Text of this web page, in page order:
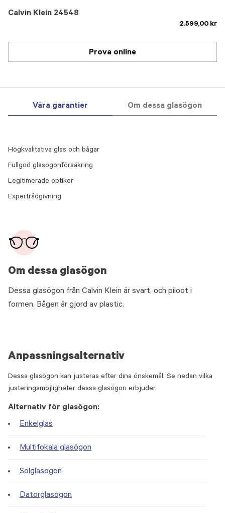
Calvin Klein 24548
2.599,00 kr
Prova online
Våra garantier Om dessa glasögon
Om dessa glasögon
Dessa glasögon från Calvin Klein är svart, och piloot i
formen. Bågen är gjord av plastic.
Högkvalitativa glas och bågar
Fullgod glasögonförsäkring
Legitimerade optiker
Expertrådgivning
Anpassningsalternativ
Dessa glasögon kan justeras efter dina önskemål. Se nedan vilka
justeringsmöjligheter dessa glasögon erbjuder.
Alternativ för glasögon:
Enkelglas
Multifokala glasögon
Solglasögon
Datorglasögon